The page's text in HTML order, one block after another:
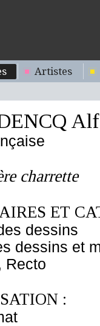
Artistes
charrette
ET
dessins
dessins et
Recto
: